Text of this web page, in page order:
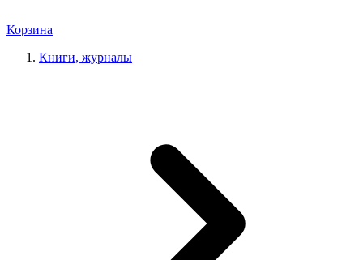
Корзина
Книги, журналы